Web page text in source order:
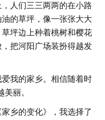
人们三三两两的在小路
油的草坪，像一张张大大
坪边上种着桃树和樱花
把河阳广场装扮得越发
我的家乡。相信随着时
丽。
家乡的变化》，我选择了